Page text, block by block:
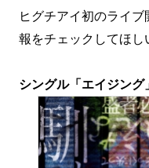
ヒグチアイ初のライ
報をチェックしてほし
シングル「エイジング